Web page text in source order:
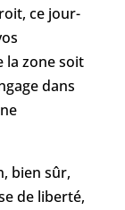
ce jour-
la zone soit
dans
bien sûr,
de liberté,